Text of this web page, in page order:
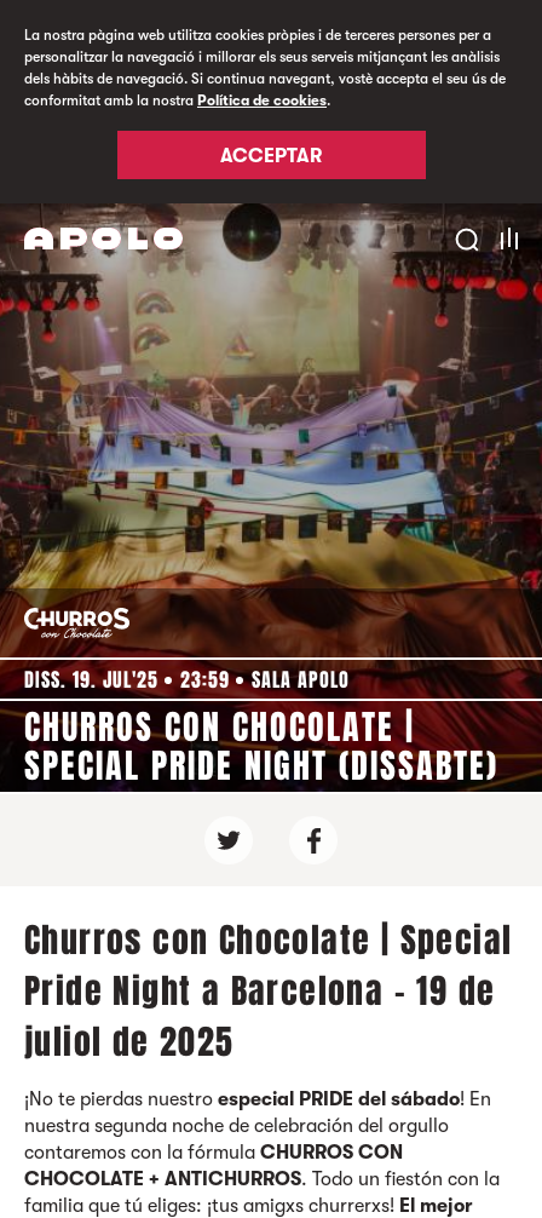
La nostra pàgina web utilitza cookies pròpies i de terceres persones per a
personalitzar la navegació i millorar els seus serveis mitjançant les anàlisis
dels hàbits de navegació. Si continua navegant, vostè accepta el seu ús de
conformitat amb la nostra Política de cookies.
ACCEPTAR
DISS. 19. JUL'25 23:59 SALA APOLO
CHURROS CON CHOCOLATE |
SPECIAL PRIDE NIGHT (DISSABTE)
Churros con Chocolate | Special
Pride Night a Barcelona - 19 de
juliol de 2025
¡No te pierdas nuestro especial PRIDE del sábado! En
nuestra segunda noche de celebración del orgullo
contaremos con la fórmula CHURROS CON
CHOCOLATE + ANTICHURROS. Todo un fiestón con la
familia que tú eliges: ¡tus amigxs churrerxs! El mejor